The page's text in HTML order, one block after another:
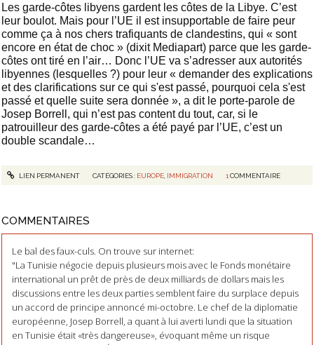
Les garde-côtes libyens gardent les côtes de la Libye. C’est
leur boulot. Mais pour l’UE il est insupportable de faire peur
comme ça à nos chers trafiquants de clandestins, qui « sont
encore en état de choc » (dixit Mediapart) parce que les garde-
côtes ont tiré en l’air… Donc l’UE va s’adresser aux autorités
libyennes (lesquelles ?) pour leur « demander des explications
et des clarifications sur ce qui s'est passé, pourquoi cela s'est
passé et quelle suite sera donnée », a dit le porte-parole de
Josep Borrell, qui n’est pas content du tout, car, si le
patrouilleur des garde-côtes a été payé par l’UE, c’est un
double scandale…
LIEN PERMANENT CATÉGORIES : EUROPE, IMMIGRATION 1 COMMENTAIRE
COMMENTAIRES
Le bal des faux-culs. On trouve sur internet:
"La Tunisie négocie depuis plusieurs mois avec le Fonds monétaire
international un prêt de près de deux milliards de dollars mais les
discussions entre les deux parties semblent faire du surplace depuis
un accord de principe annoncé mi-octobre. Le chef de la diplomatie
européenne, Josep Borrell, a quant à lui averti lundi que la situation
en Tunisie était «très dangereuse», évoquant même un risque